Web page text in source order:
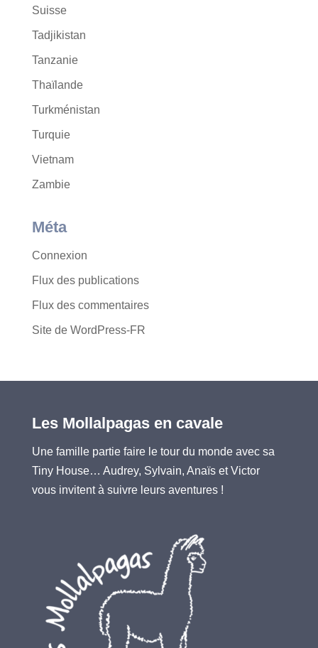
Suisse
Tadjikistan
Tanzanie
Thaïlande
Turkménistan
Turquie
Vietnam
Zambie
Méta
Connexion
Flux des publications
Flux des commentaires
Site de WordPress-FR
Les Mollalpagas en cavale
Une famille partie faire le tour du monde avec sa
Tiny House… Audrey, Sylvain, Anaïs et Victor
vous invitent à suivre leurs aventures !